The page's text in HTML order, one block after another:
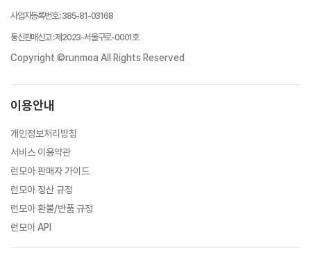
사업자등록번호:385-81-03168
통신판매신고:제2023-서울구로-0001호
Copyright ©runmoa All Rights Reserved
이용안내
개인정보처리방침
서비스 이용약관
런모아 판매자 가이드
런모아 정산 규정
런모아 환불/반품 규정
런모아 API